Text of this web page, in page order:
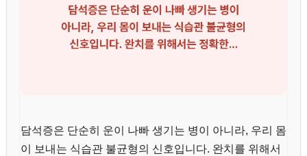
담석증은 단순히 운이 나빠 생기는 병이 아니라, 우리 몸
이 보내는 식습관 불균형의 신호입니다. 완치를 위해서